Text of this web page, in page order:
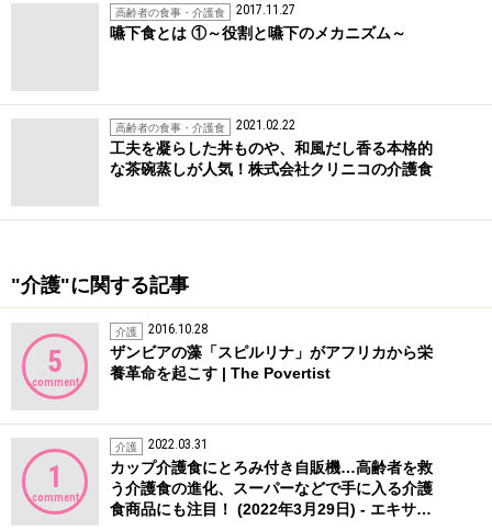
高齢者の食事・介護食 2017.11.27
嚥下食とは ①～役割と嚥下のメカニズム～
高齢者の食事・介護食 2021.02.22
工夫を凝らした丼ものや、和風だし香る本格的
な茶碗蒸しが人気！株式会社クリニコの介護食
"介護"に関する記事
5
comment
介護 2016.10.28
ザンビアの藻「スピルリナ」がアフリカから栄
養革命を起こす | The Povertist
1
comment
介護 2022.03.31
カップ介護食にとろみ付き自販機…高齢者を救
う介護食の進化、スーパーなどで手に入る介護
食商品にも注目！ (2022年3月29日) - エキサ…